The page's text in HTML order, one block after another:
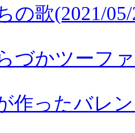
の歌(2021/
づかツーフ
作ったバレ